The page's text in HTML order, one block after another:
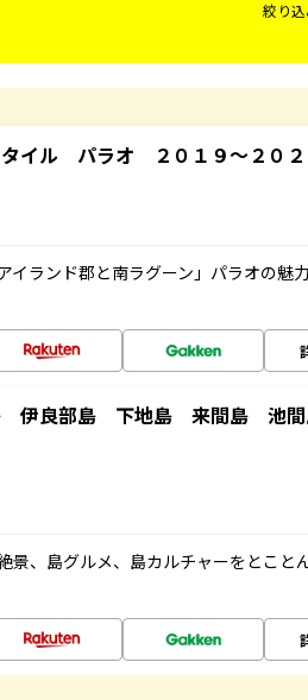
絞り
イル パラオ ２０１９～２０２
イランド郡と南ラグーン」パラオの魅
伊良部島 下地島 来間島 池
、島グルメ、島カルチャーをとこと